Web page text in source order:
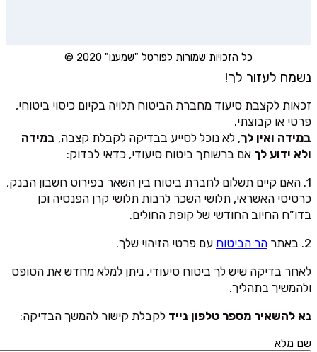
כל הזכויות שמורות לפורטל "שמענו" 2020 ©
נשמח לעזור לך!
זכאות לקצבת סיעוד מחברת הביטוח תלויה בקיום כיסוי ביטוחי,
פרטי או קבוצתי.
במידה ואין לך, לא נוכל לסייע בבדיקה לקבלת קצבה, במידה
ולא ידוע לך אם ברשותך ביטוח סיעודי, כדאי לבדוק:
1. האם קיים תשלום לחברת ביטוח בין השאר בפירוט חשבון הבנק,
כרטיסי האשראי, תלושי השכר לרבות תלושי קרן הפנסיה וכן
בדו”ח החיוב החודשי של קופת החולים.
2. באתר
הר הביטוח עם פרטי הזיהוי שלך.
לאחר בדיקה שיש לך ביטוח סיעודי, ניתן למלא מחדש את הטופס
ולהמשיך בתהליך.
נא להשאיר מספר טלפון נייד לקבלת קישור להמשך הבדיקה:
שם מלא